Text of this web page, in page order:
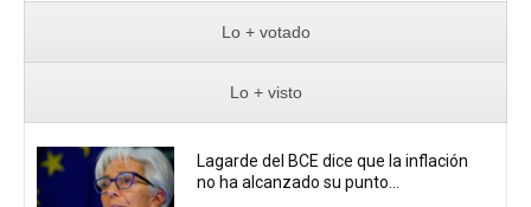
Lo + votado
Lo + visto
Lagarde del BCE dice que la inflación
no ha alcanzado su punto...